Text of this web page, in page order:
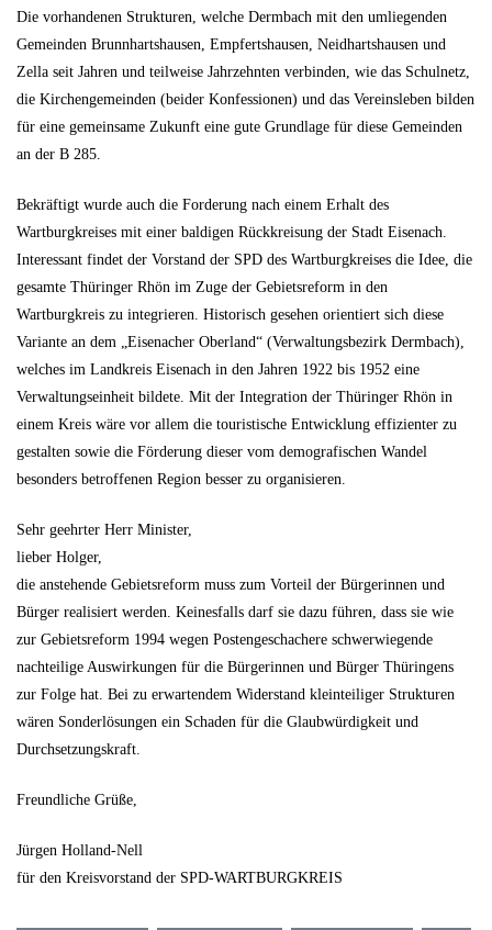
Die vorhandenen Strukturen, welche Dermbach mit den umliegenden
Gemeinden Brunnhartshausen, Empfertshausen, Neidhartshausen und
Zella seit Jahren und teilweise Jahrzehnten verbinden, wie das Schulnetz,
die Kirchengemeinden (beider Konfessionen) und das Vereinsleben bilden
für eine gemeinsame Zukunft eine gute Grundlage für diese Gemeinden
an der B 285.
Bekräftigt wurde auch die Forderung nach einem Erhalt des
Wartburgkreises mit einer baldigen Rückkreisung der Stadt Eisenach.
Interessant findet der Vorstand der SPD des Wartburgkreises die Idee, die
gesamte Thüringer Rhön im Zuge der Gebietsreform in den
Wartburgkreis zu integrieren. Historisch gesehen orientiert sich diese
Variante an dem „Eisenacher Oberland“ (Verwaltungsbezirk Dermbach),
welches im Landkreis Eisenach in den Jahren 1922 bis 1952 eine
Verwaltungseinheit bildete. Mit der Integration der Thüringer Rhön in
einem Kreis wäre vor allem die touristische Entwicklung effizienter zu
gestalten sowie die Förderung dieser vom demografischen Wandel
besonders betroffenen Region besser zu organisieren.
Sehr geehrter Herr Minister,
lieber Holger,
die anstehende Gebietsreform muss zum Vorteil der Bürgerinnen und
Bürger realisiert werden. Keinesfalls darf sie dazu führen, dass sie wie
zur Gebietsreform 1994 wegen Postengeschachere schwerwiegende
nachteilige Auswirkungen für die Bürgerinnen und Bürger Thüringens
zur Folge hat. Bei zu erwartendem Widerstand kleinteiliger Strukturen
wären Sonderlösungen ein Schaden für die Glaubwürdigkeit und
Durchsetzungskraft.
Freundliche Grüße,
Jürgen Holland-Nell
für den Kreisvorstand der SPD-WARTBURGKREIS